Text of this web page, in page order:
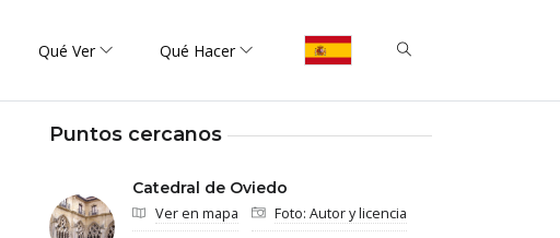
Qué Ver Qué Hacer
Puntos cercanos
Catedral de Oviedo
Ver en mapa
Foto: Autor y licencia